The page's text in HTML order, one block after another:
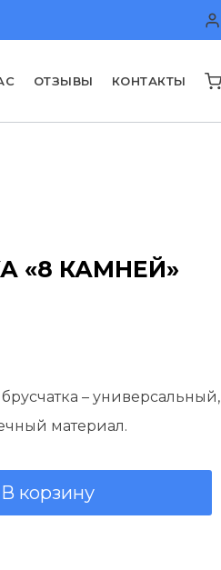
ОТЗЫВЫ КОНТАКТЫ
«8 КАМНЕЙ»
– универсальный,
материал.
В корзину